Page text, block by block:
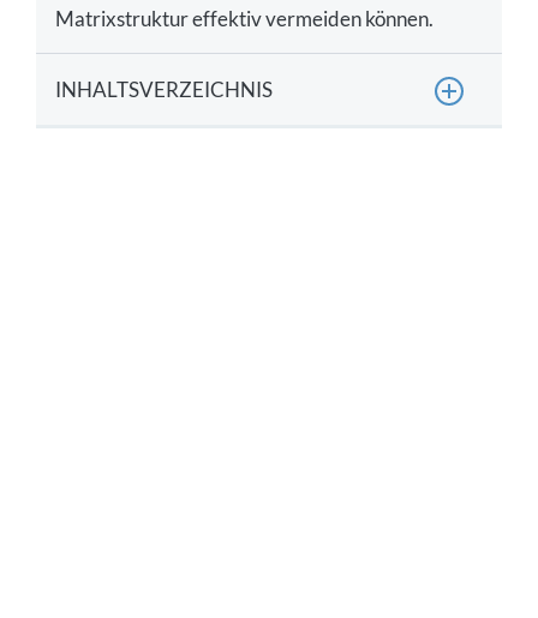
Matrixstruktur effektiv vermeiden können.
INHALTSVERZEICHNIS